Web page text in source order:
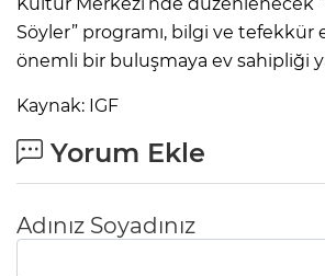
Söyler” programı, bilgi ve tefekkür
önemli bir buluşmaya ev sahipliği
Kaynak: IGF
Yorum Ekle
Adınız Soyadınız